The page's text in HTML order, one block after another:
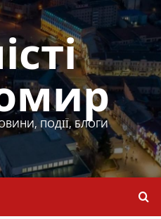
ПОДІЇ, БЛОГИ